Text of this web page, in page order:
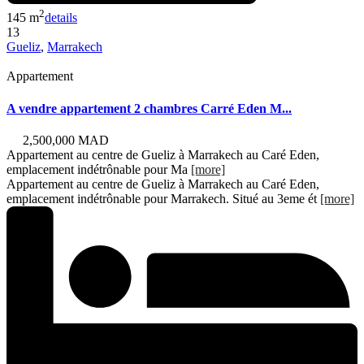
145 m2details
13
Gueliz, Marrakech
Appartement
A vendre appartement 2 chambres Carré Eden M...
2,500,000 MAD
Appartement au centre de Gueliz à Marrakech au Caré Eden,
emplacement indétrônable pour Ma [more]
Appartement au centre de Gueliz à Marrakech au Caré Eden,
emplacement indétrônable pour Marrakech. Situé au 3eme ét [more]